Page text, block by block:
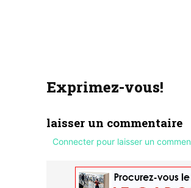
Exprimez-vous!
laisser un commentaire
Connecter pour laisser un